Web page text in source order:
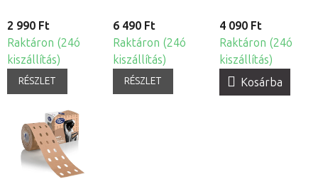
2 990 Ft
Raktáron (24ó
kiszállítás)
RÉSZLET
6 490 Ft
Raktáron (24ó
kiszállítás)
RÉSZLET
4 090 Ft
Raktáron (24ó
kiszállítás)
Kosárba